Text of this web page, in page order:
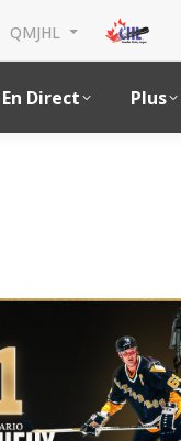
QMJHL
En Direct Plus